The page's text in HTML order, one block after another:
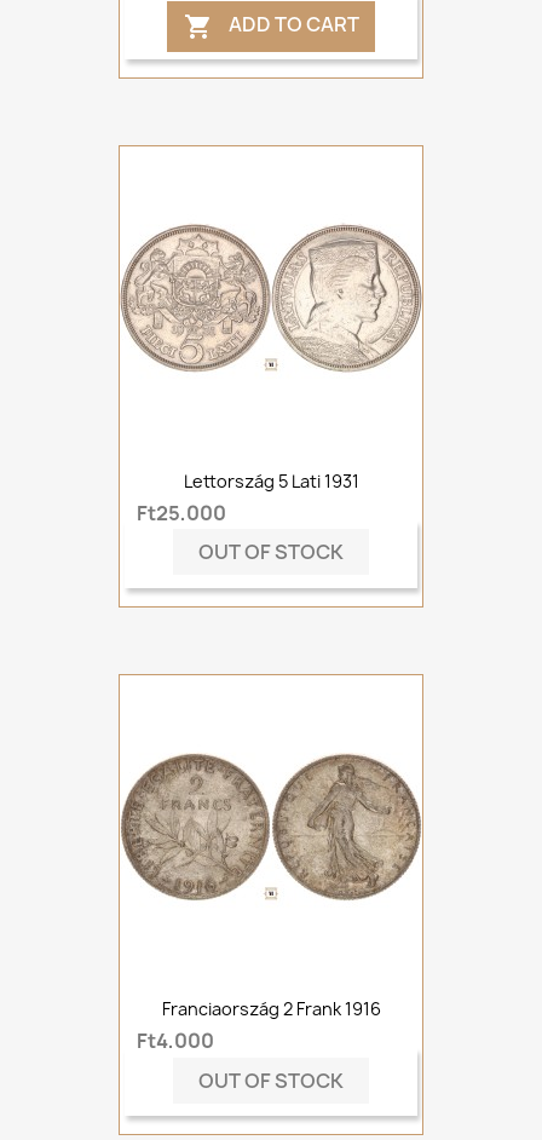
 ADD TO CART
Lettország 5 Lati 1931
Ft25,000
OUT OF STOCK
Franciaország 2 Frank 1916
Ft4,000
OUT OF STOCK